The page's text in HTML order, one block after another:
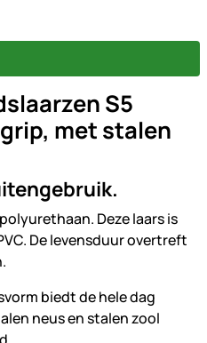
S5
met stalen
Deze laars is
De levensduur overtreft
biedt de hele dag
neus en stalen zool